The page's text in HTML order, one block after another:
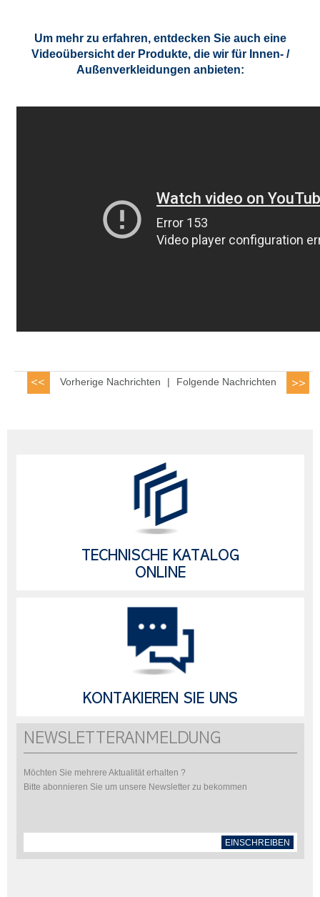
Um mehr zu erfahren, entdecken Sie auch eine
Videoübersicht der Produkte, die wir für Innen- /
Außenverkleidungen anbieten:
Vorherige Nachrichten | Folgende Nachrichten
TECHNISCHE KATALOG
ONLINE
KONTAKIEREN SIE UNS
NEWSLETTERANMELDUNG
Möchten Sie mehrere Aktualität erhalten ?
Bitte abonnieren Sie um unsere Newsletter zu bekommen
EINSCHREIBEN